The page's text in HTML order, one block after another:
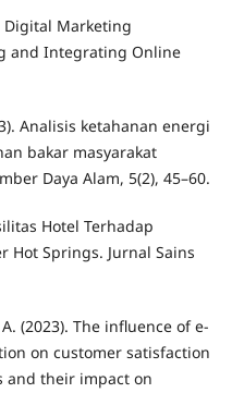
Digital Marketing
and Integrating Online
Analisis ketahanan energi
bakar masyarakat
Daya Alam, 5(2), 45–60.
Hotel Terhadap
Hot Springs. Jurnal Sains
(2023). The influence of e-
on customer satisfaction
and their impact on